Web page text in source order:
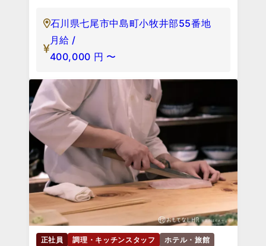
石川県七尾市中島町小牧井部55番地
月給 /
400,000 円 〜
正社員 調理・キッチンスタッフ ホテル・旅館